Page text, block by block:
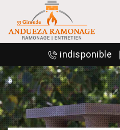
indisponible